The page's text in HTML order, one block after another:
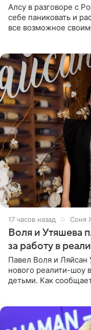
Алсу в разговоре с
себе паниковать и
все возможное
17 часов назад Соня
Воля и Утяшева
за работу в
Павел Воля и Ляйсан
нового реалити-шоу
детьми. Как